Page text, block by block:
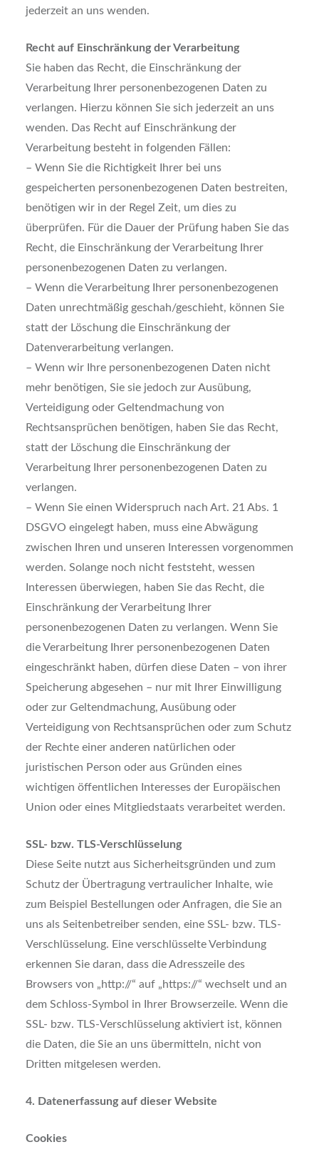
jederzeit an uns wenden.
Recht auf Einschränkung der Verarbeitung
Sie haben das Recht, die Einschränkung der
Verarbeitung Ihrer personenbezogenen Daten zu
verlangen. Hierzu können Sie sich jederzeit an uns
wenden. Das Recht auf Einschränkung der
Verarbeitung besteht in folgenden Fällen:
– Wenn Sie die Richtigkeit Ihrer bei uns
gespeicherten personenbezogenen Daten bestreiten,
benötigen wir in der Regel Zeit, um dies zu
überprüfen. Für die Dauer der Prüfung haben Sie das
Recht, die Einschränkung der Verarbeitung Ihrer
personenbezogenen Daten zu verlangen.
– Wenn die Verarbeitung Ihrer personenbezogenen
Daten unrechtmäßig geschah/geschieht, können Sie
statt der Löschung die Einschränkung der
Datenverarbeitung verlangen.
– Wenn wir Ihre personenbezogenen Daten nicht
mehr benötigen, Sie sie jedoch zur Ausübung,
Verteidigung oder Geltendmachung von
Rechtsansprüchen benötigen, haben Sie das Recht,
statt der Löschung die Einschränkung der
Verarbeitung Ihrer personenbezogenen Daten zu
verlangen.
– Wenn Sie einen Widerspruch nach Art. 21 Abs. 1
DSGVO eingelegt haben, muss eine Abwägung
zwischen Ihren und unseren Interessen vorgenommen
werden. Solange noch nicht feststeht, wessen
Interessen überwiegen, haben Sie das Recht, die
Einschränkung der Verarbeitung Ihrer
personenbezogenen Daten zu verlangen. Wenn Sie
die Verarbeitung Ihrer personenbezogenen Daten
eingeschränkt haben, dürfen diese Daten – von ihrer
Speicherung abgesehen – nur mit Ihrer Einwilligung
oder zur Geltendmachung, Ausübung oder
Verteidigung von Rechtsansprüchen oder zum Schutz
der Rechte einer anderen natürlichen oder
juristischen Person oder aus Gründen eines
wichtigen öffentlichen Interesses der Europäischen
Union oder eines Mitgliedstaats verarbeitet werden.
SSL- bzw. TLS-Verschlüsselung
Diese Seite nutzt aus Sicherheitsgründen und zum
Schutz der Übertragung vertraulicher Inhalte, wie
zum Beispiel Bestellungen oder Anfragen, die Sie an
uns als Seitenbetreiber senden, eine SSL- bzw. TLS-
Verschlüsselung. Eine verschlüsselte Verbindung
erkennen Sie daran, dass die Adresszeile des
Browsers von „http://“ auf „https://“ wechselt und an
dem Schloss-Symbol in Ihrer Browserzeile. Wenn die
SSL- bzw. TLS-Verschlüsselung aktiviert ist, können
die Daten, die Sie an uns übermitteln, nicht von
Dritten mitgelesen werden.
4. Datenerfassung auf dieser Website
Cookies